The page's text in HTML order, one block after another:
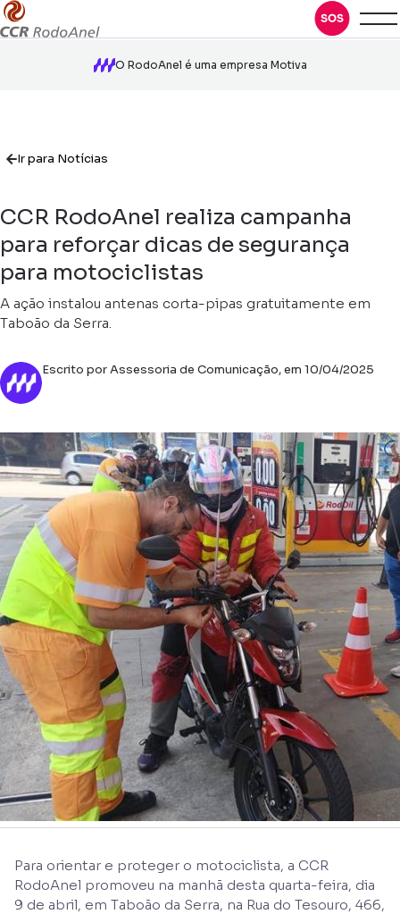
O RodoAnel é uma empresa Motiva
Ir para Notícias
CCR RodoAnel realiza campanha
para reforçar dicas de segurança
para motociclistas
A ação instalou antenas corta-pipas gratuitamente em
Taboão da Serra.
Escrito por Assessoria de Comunicação, em 10/04/2025
Para orientar e proteger o motociclista, a CCR
RodoAnel promoveu na manhã desta quarta-feira, dia
9 de abril, em Taboão da Serra, na Rua do Tesouro, 466,